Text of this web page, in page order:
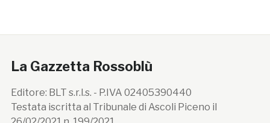
La Gazzetta Rossoblù
Editore: BLT s.r.l.s. - P.IVA 02405390440
Testata iscritta al Tribunale di Ascoli Piceno il